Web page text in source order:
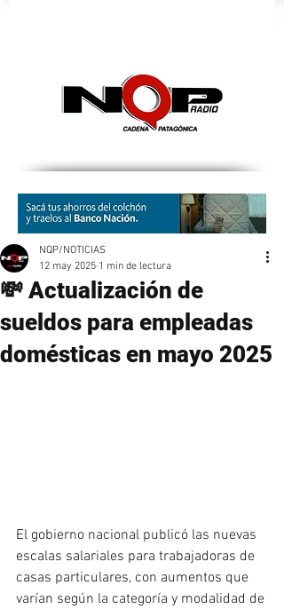
💸 Actualización de
sueldos para empleadas
domésticas en mayo 2025
NQP/NOTICIAS
12 may 2025 1 min de lectura
El gobierno nacional publicó las nuevas
escalas salariales para trabajadoras de
casas particulares, con aumentos que
varían según la categoría y modalidad de